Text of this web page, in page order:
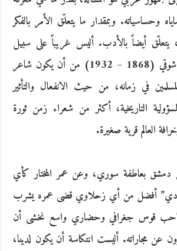
وحساسياته. وبمقدار ما يتعلّق الأمر بالفكر
يتعلّق أيضاً بالأدب. أليس غريباً على سبيل
المثال أن يتمكن أحمد شوقي (1868 – 1932) من أن يكون شاعر
في زمانه، من حيث الانفعال والتأثير
التاريخية، أكثر من شعراء زمن ثورة
العالم قرية صغيرة.
بعاطفة سوري، وعن عمر المختار كأي
أفضل من أي زحلاوي قضى عمره يشرب
قوس جغرافي وحضاري واسع نخشى أن
عن مجاراته. أليست انتكاسة أن يكون لدينا،